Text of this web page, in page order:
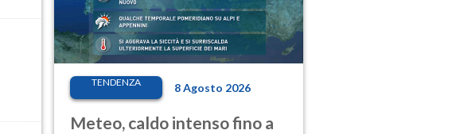
TENDENZA 8 Agosto 2026
Meteo, caldo intenso fino a